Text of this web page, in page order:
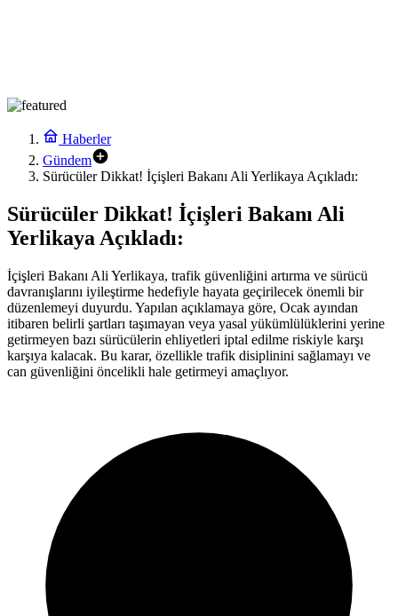
Haberler
Gündem
Sürücüler Dikkat! İçişleri Bakanı Ali Yerlikaya Açıkladı:
Sürücüler Dikkat! İçişleri Bakanı Ali
Yerlikaya Açıkladı:
İçişleri Bakanı Ali Yerlikaya, trafik güvenliğini artırma ve sürücü
davranışlarını iyileştirme hedefiyle hayata geçirilecek önemli bir
düzenlemeyi duyurdu. Yapılan açıklamaya göre, Ocak ayından
itibaren belirli şartları taşımayan veya yasal yükümlülüklerini yerine
getirmeyen bazı sürücülerin ehliyetleri iptal edilme riskiyle karşı
karşıya kalacak. Bu karar, özellikle trafik disiplinini sağlamayı ve
can güvenliğini öncelikli hale getirmeyi amaçlıyor.